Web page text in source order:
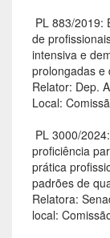
 PL 883/
de
intensiva e
prolongadas e
Relator: Dep.
Local:
 PL 3000/
proficiência
prática
padrões de
Relatora:
local: